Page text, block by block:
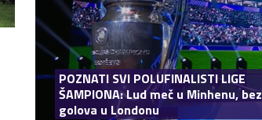
POZNATI SVI POLUFINALISTI LIGE
ŠAMPIONA: Lud meč u Minhenu, bez
golova u Londonu